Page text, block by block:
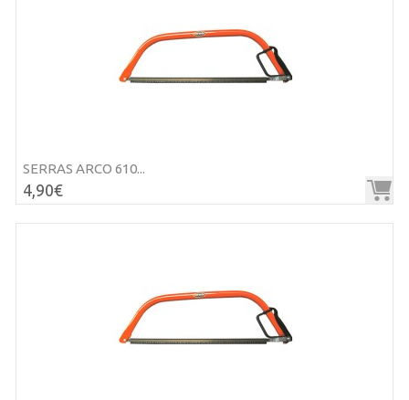
SERRAS ARCO 610...
4,90€